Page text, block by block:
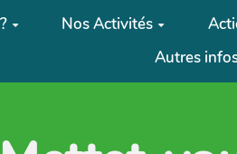
Nos Activités
Autres